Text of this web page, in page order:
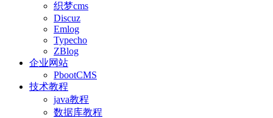
织梦cms
Discuz
Emlog
Typecho
ZBlog
企业网站
PbootCMS
技术教程
java教程
数据库教程